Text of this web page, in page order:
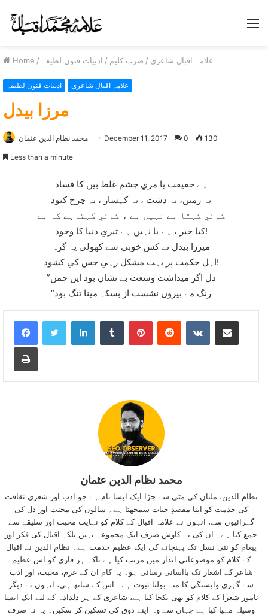
Home / علامہ اقبال شاعری / ضرب کلیم / ادبیات فنون لطیفہ
ادبیات فنون لطیفہ علامہ اقبال شاعری
مرزا بيدل
محمد نظام الدین عثمان December 11, 2017 0 130
Less than a minute
ہے حقيقت يا مري چشم غلط بيں کا فساد
يہ زميں، يہ دشت ، يہ کہسار ، يہ چرخ کبود
کوئي کہتا ہے نہيں ہے ، کوئي کہتاہے کہ ہے
کيا خبر ، ہے يا نہيں ہے تيري دنيا کا وجود!
ميرزا بيدل نے کس خوبي سے کھولي يہ گرہ
اہل حکمت پر بہت مشکل رہي جس کي کشود!
”دل اگر ميداشت وسعت بے نشاں بود ايں چمن
”رنگ مے بيروں نشست از بسکہ مينا تنگ بود
LinkedInTumblr PinterestReddit VKontakteShare via Email
Print
محمد نظام الدین عثمان
نظام الدین، ملتان کی مٹی سے جڑا ایک ایسا نام ہے جو ادب اور شعری ثقافت
کی خدمت کو اپنا مقصدِ حیات سمجھتا ہے۔ سالوں کی محنت اور دل کی
گہرائیوں سے، انہوں نے علامہ اقبال کے کلام کو نہایت محبت اور سلیقے سے
جمع کیا ہے۔ ان کی یہ کاوش صرف ایک مجموعہ نہیں بلکہ اقبال کی فکر اور
پیغام کو نئی نسل تک پہنچانے کی ایک عظیم خدمت ہے۔ نظام الدین نے اقبال
کے کلام کو موضوعاتی انداز میں مرتب کیا ہے تاکہ ہر قاری کو اس عظیم
شاعر کے اشعار تک باآسانی رسائی ہو۔ یہ کام ان کے عزم، محبت، اور ادب
سے گہری وابستگی کا منہ بولتا ثبوت ہے۔ اس کے ساتھ ہی، انہوں نے دیگر
نامور شعرا کے کلام کو بھی یکجا کیا ہے، شاعری کے ہر دلدادہ کے لیے ایک ایسا
وسیلہ مہیا کیا ہے جہاں سے وہ اپنے ذوق کی تسکین کر سکیں۔ یہ نہ صرف